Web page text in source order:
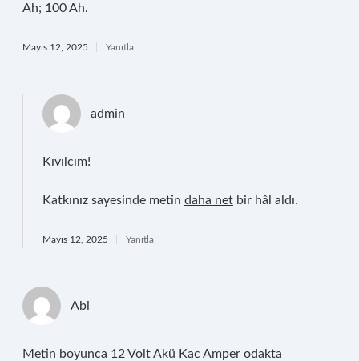
Ah; 100 Ah.
Mayıs 12, 2025 Yanıtla
admin
Kıvılcım!
Katkınız sayesinde metin daha net bir hâl aldı.
Mayıs 12, 2025 Yanıtla
Abi
Metin boyunca 12 Volt Akü Kac Amper odakta